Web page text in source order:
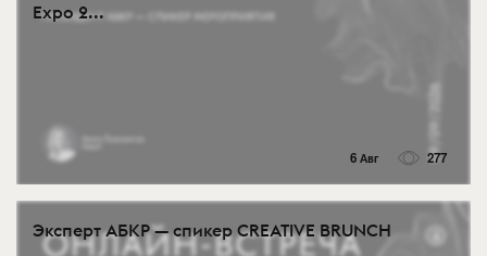
Expo 2...
6 Авг 277
Эксперт АБКР — спикер CREATIVE BRUNCH